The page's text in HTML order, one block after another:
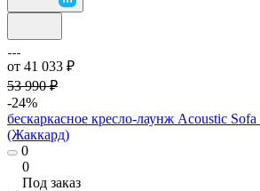
от 41 033 ₽
53 990 ₽
-24%
бескаркасное кресло-лаунж Acoustic
(Жаккард)
0
0
Под заказ